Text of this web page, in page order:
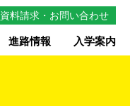
進路情報 入学案内
資料請求・お問い合わせ